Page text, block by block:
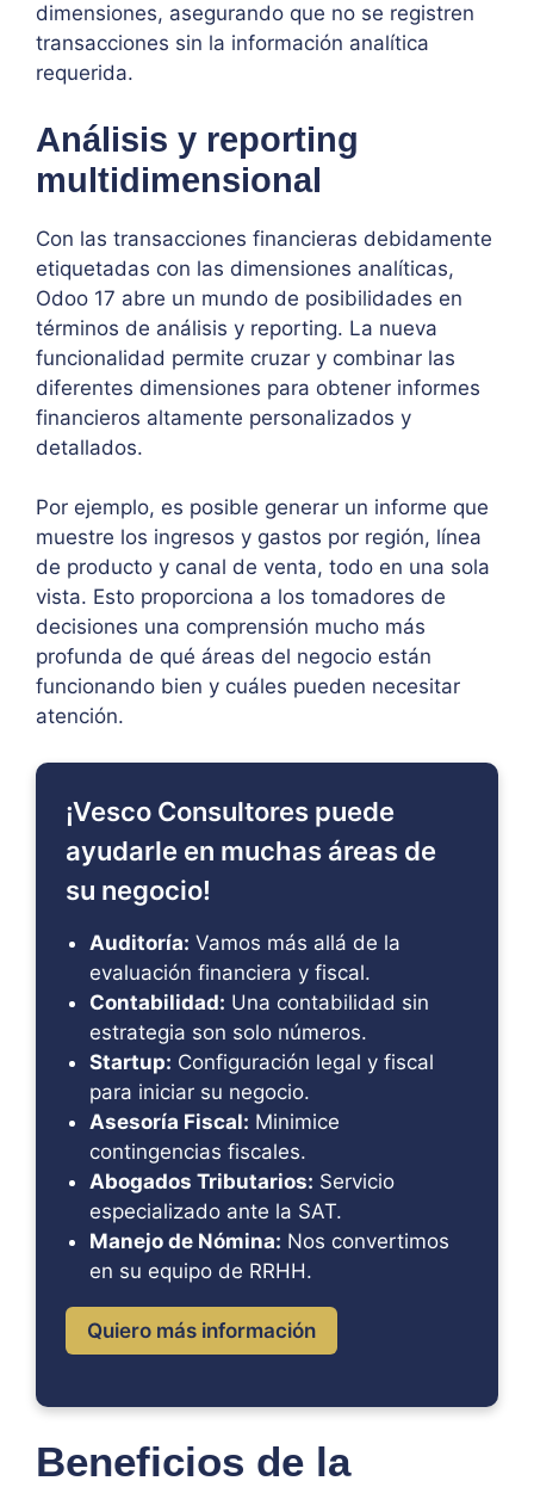
dimensiones, asegurando que no se registren
transacciones sin la información analítica
requerida.
Análisis y reporting
multidimensional
Con las transacciones financieras debidamente
etiquetadas con las dimensiones analíticas,
Odoo 17 abre un mundo de posibilidades en
términos de análisis y reporting. La nueva
funcionalidad permite cruzar y combinar las
diferentes dimensiones para obtener informes
financieros altamente personalizados y
detallados.
Por ejemplo, es posible generar un informe que
muestre los ingresos y gastos por región, línea
de producto y canal de venta, todo en una sola
vista. Esto proporciona a los tomadores de
decisiones una comprensión mucho más
profunda de qué áreas del negocio están
funcionando bien y cuáles pueden necesitar
atención.
¡Vesco Consultores puede
ayudarle en muchas áreas de
su negocio!
Auditoría: Vamos más allá de la
evaluación financiera y fiscal.
Contabilidad: Una contabilidad sin
estrategia son solo números.
Startup: Configuración legal y fiscal
para iniciar su negocio.
Asesoría Fiscal: Minimice
contingencias fiscales.
Abogados Tributarios: Servicio
especializado ante la SAT.
Manejo de Nómina: Nos convertimos
en su equipo de RRHH.
Quiero más información
Beneficios de la